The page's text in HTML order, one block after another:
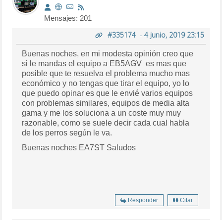
Mensajes: 201
#335174- 4 junio, 2019 23:15
Buenas noches, en mi modesta opinión creo que
si le mandas el equipo a EB5AGV es mas que
posible que te resuelva el problema mucho mas
económico y no tengas que tirar el equipo, yo lo
que puedo opinar es que le envié varios equipos
con problemas similares, equipos de media alta
gama y me los soluciona a un coste muy muy
razonable, como se suele decir cada cual habla
de los perros según le va.
Buenas noches EA7ST Saludos
Responder Citar